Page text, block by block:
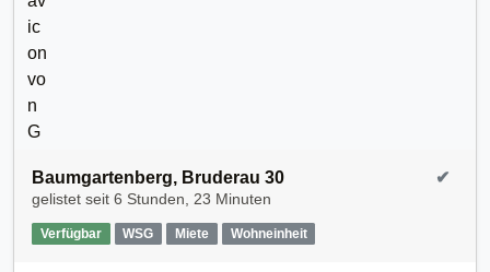
Baumgartenberg, Bruderau 30
gelistet seit 6 Stunden, 23 Minuten
Verfügbar WSG Miete Wohneinheit
✔